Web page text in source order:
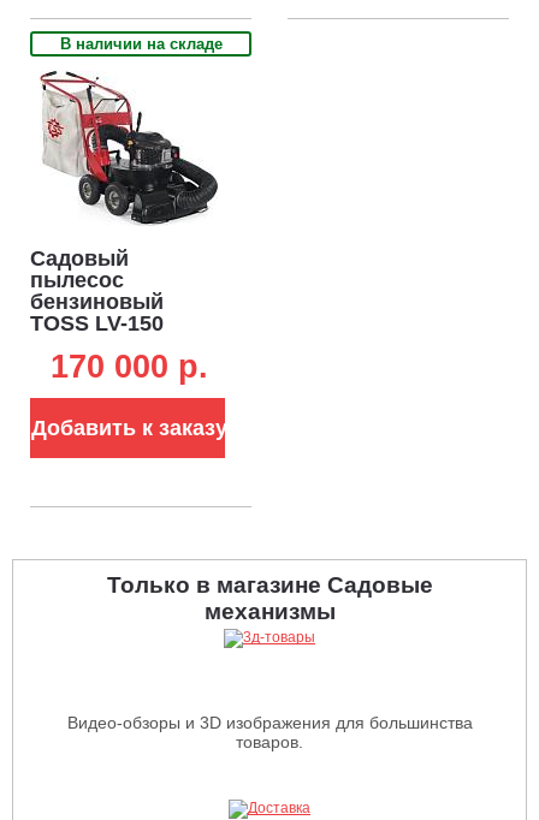
В наличии на складе
Садовый
пылесос
бензиновый
TOSS LV-150
Zongshen XP225A,
мусоросборник
170 000 p.
Добавить к заказу
Только в магазине Садовые
механизмы
Видео-обзоры и 3D изображения для большинства
товаров.